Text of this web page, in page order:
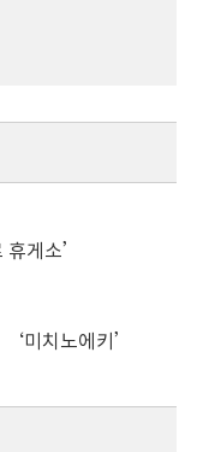
휴게소’
미치노에키’